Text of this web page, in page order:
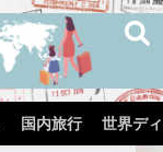
国内旅行 世界デ